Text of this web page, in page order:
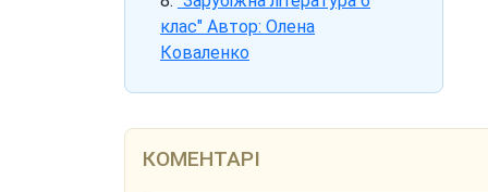
клас" Автор: Олена
Коваленко
КОМЕНТАРІ